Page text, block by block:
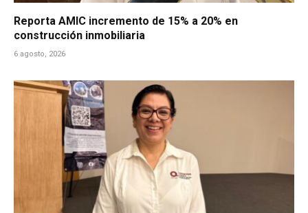
Reporta AMIC incremento de 15% a 20% en
construcción inmobiliaria
6 agosto, 2026